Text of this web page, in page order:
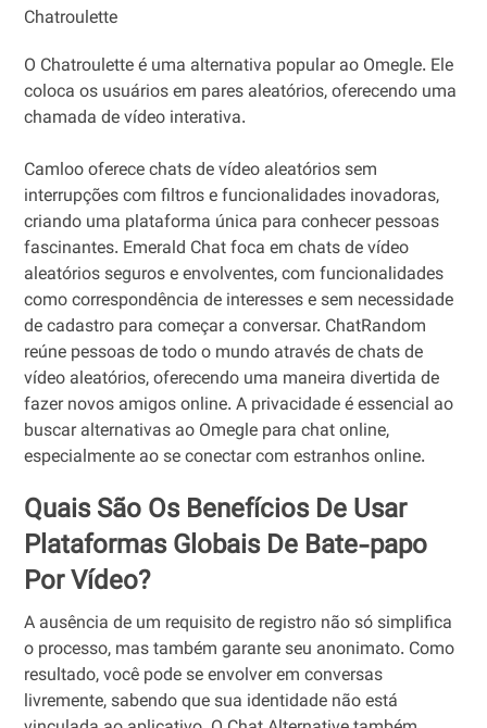
Chatroulette
O Chatroulette é uma alternativa popular ao Omegle. Ele
coloca os usuários em pares aleatórios, oferecendo uma
chamada de vídeo interativa.
Camloo oferece chats de vídeo aleatórios sem
interrupções com filtros e funcionalidades inovadoras,
criando uma plataforma única para conhecer pessoas
fascinantes. Emerald Chat foca em chats de vídeo
aleatórios seguros e envolventes, com funcionalidades
como correspondência de interesses e sem necessidade
de cadastro para começar a conversar. ChatRandom
reúne pessoas de todo o mundo através de chats de
vídeo aleatórios, oferecendo uma maneira divertida de
fazer novos amigos online. A privacidade é essencial ao
buscar alternativas ao Omegle para chat online,
especialmente ao se conectar com estranhos online.
Quais São Os Benefícios De Usar
Plataformas Globais De Bate-papo
Por Vídeo?
A ausência de um requisito de registro não só simplifica
o processo, mas também garante seu anonimato. Como
resultado, você pode se envolver em conversas
livremente, sabendo que sua identidade não está